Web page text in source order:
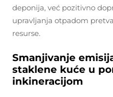
deponija, već pozitivno
upravljanja otpadom
resurse.
Smanjivanje
staklene kuće u
inkineracijom